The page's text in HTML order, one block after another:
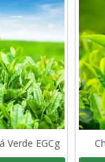
Verde EGCg